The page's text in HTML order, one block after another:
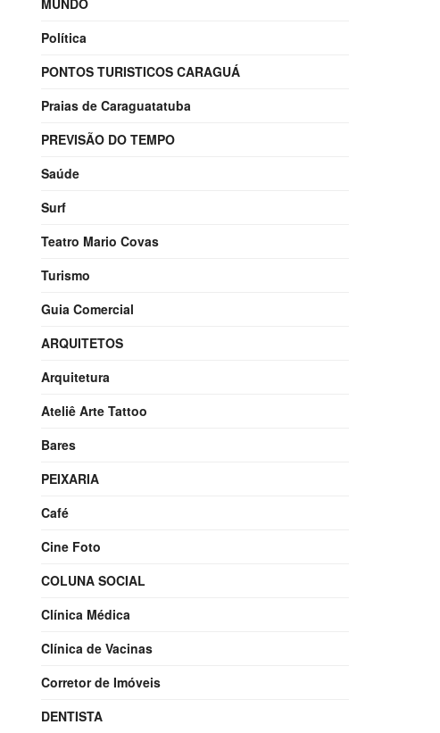
MUNDO
Política
PONTOS TURISTICOS CARAGUÁ
Praias de Caraguatatuba
PREVISÃO DO TEMPO
Saúde
Surf
Teatro Mario Covas
Turismo
Guia Comercial
ARQUITETOS
Arquitetura
Ateliê Arte Tattoo
Bares
PEIXARIA
Café
Cine Foto
COLUNA SOCIAL
Clínica Médica
Clínica de Vacinas
Corretor de Imóveis
DENTISTA